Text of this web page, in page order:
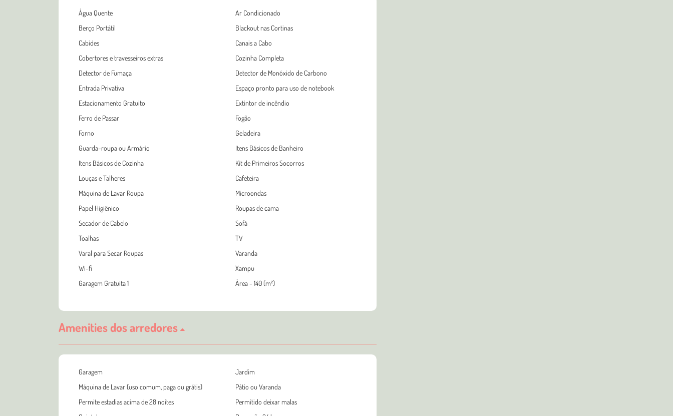
Água Quente
Ar Condicionado
Berço Portátil
Blackout nas Cortinas
Cabides
Canais a Cabo
Cobertores e travesseiros extras
Cozinha Completa
Detector de Fumaça
Detector de Monóxido de Carbono
Entrada Privativa
Espaço pronto para uso de notebook
Estacionamento Gratuito
Extintor de incêndio
Ferro de Passar
Fogão
Forno
Geladeira
Guarda-roupa ou Armário
Itens Básicos de Banheiro
Itens Básicos de Cozinha
Kit de Primeiros Socorros
Louças e Talheres
Cafeteira
Máquina de Lavar Roupa
Microondas
Papel Higiênico
Roupas de cama
Secador de Cabelo
Sofá
Toalhas
TV
Varal para Secar Roupas
Varanda
Wi-fi
Xampu
Garagem Gratuita 1
Área - 140 (m²)
Amenities dos arredores
Garagem
Jardim
Máquina de Lavar (uso comum, paga ou grátis)
Pátio ou Varanda
Permite estadias acima de 28 noites
Permitido deixar malas